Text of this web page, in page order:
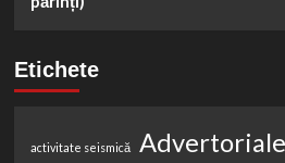
Etichete
activitate seismică Advertoriale